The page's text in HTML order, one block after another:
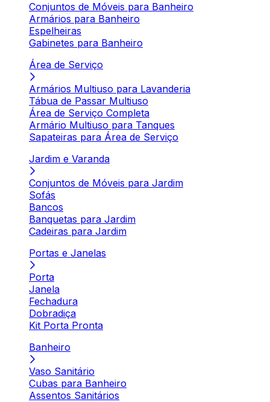
Conjuntos de Móveis para Banheiro
Armários para Banheiro
Espelheiras
Gabinetes para Banheiro
Área de Serviço
Armários Multiuso para Lavanderia
Tábua de Passar Multiuso
Área de Serviço Completa
Armário Multiuso para Tanques
Sapateiras para Área de Serviço
Jardim e Varanda
Conjuntos de Móveis para Jardim
Sofás
Bancos
Banquetas para Jardim
Cadeiras para Jardim
Portas e Janelas
Porta
Janela
Fechadura
Dobradiça
Kit Porta Pronta
Banheiro
Vaso Sanitário
Cubas para Banheiro
Assentos Sanitários